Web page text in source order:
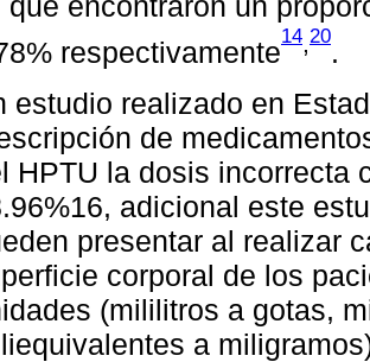
respectivamente
14,20
.
estudio realizado en
de
HPTU la dosis incorrecta
adicional este
presentar al realizar
corporal de los
(mililitros a gotas,
a